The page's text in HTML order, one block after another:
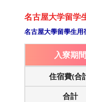
名古屋大学留学
名古屋大學留學生用
入寮期間
住宿費(合
合計